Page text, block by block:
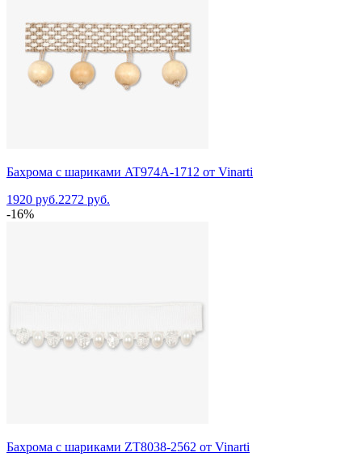
Бахрома с шариками AT974A-1712 от Vinarti
1920 руб.2272 руб.
-16%
Бахрома с шариками ZT8038-2562 от Vinarti